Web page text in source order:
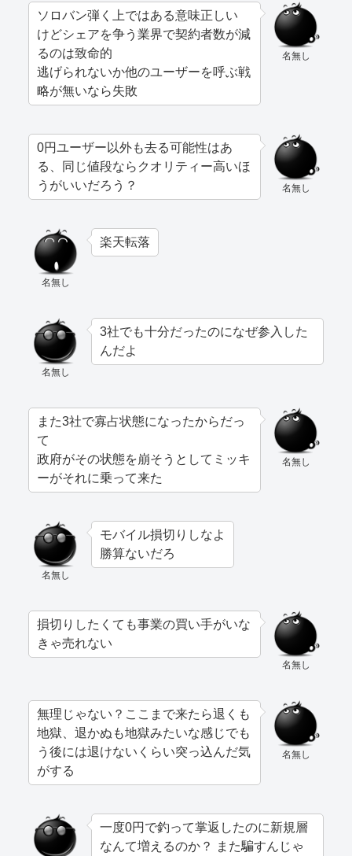
名無し
ソロバン弾く上ではある意味正しい
けどシェアを争う業界で契約者数が減
るのは致命的
逃げられないか他のユーザーを呼ぶ戦
略が無いなら失敗
名無し
0円ユーザー以外も去る可能性はあ
る、同じ値段ならクオリティー高いほ
うがいいだろう？
名無し
楽天転落
名無し
3社でも十分だったのになぜ参入した
んだよ
名無し
また3社で寡占状態になったからだっ
て
政府がその状態を崩そうとしてミッキ
ーがそれに乗って来た
名無し
モバイル損切りしなよ
勝算ないだろ
名無し
損切りしたくても事業の買い手がいな
きゃ売れない
名無し
無理じゃない？ここまで来たら退くも
地獄、退かぬも地獄みたいな感じでも
う後には退けないくらい突っ込んだ気
がする
一度0円で釣って掌返したのに新規層
なんて増えるのか？ また騙すんじゃ